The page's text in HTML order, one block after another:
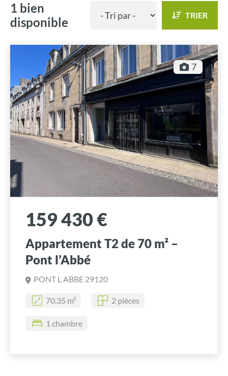
1 bien
disponible
TRIER
7
159 430 €
Appartement T2 de 70 m² –
Pont l’Abbé
PONT L ABBE 29120
70.35 m² 2 pièces
1 chambre